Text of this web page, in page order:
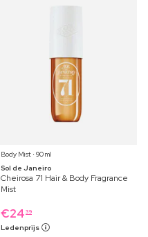
Body Mist ⋅ 90 ml
Sol de Janeiro
Cheirosa 71 Hair & Body Fragrance
Mist
€24 39
Ledenprijs